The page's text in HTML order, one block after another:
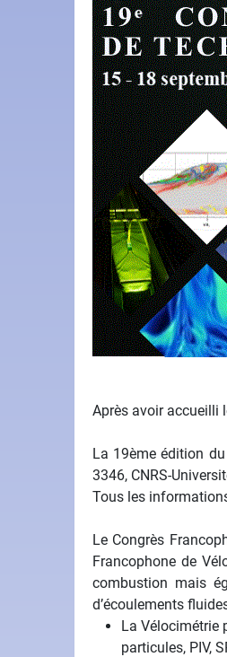
Après avoir accueilli
La 19ème édition
3346, CNRS-
Tous les
Le Congrès
Francophone de
combustion mais
d’écoulements
La Vélocimétrie
particules, PIV,